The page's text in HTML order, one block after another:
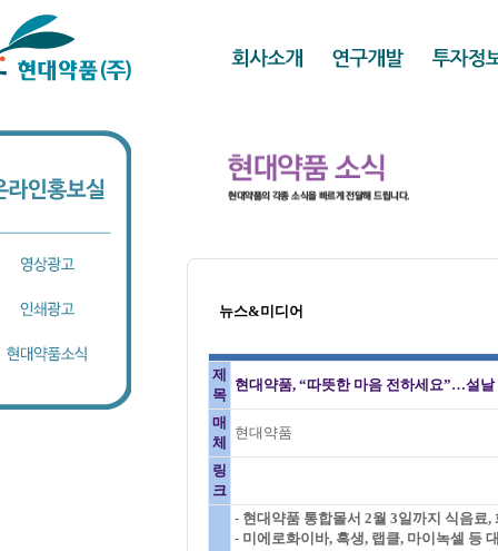
뉴스&미디어
제
목
현대약품, “따뜻한 마음 전하세요”…설날
매
체
현대약품
링
크
- 현대약품 통합몰서 2월 3일까지 식음료,
- 미에로화이바, 흑생, 랩클, 마이녹셀 등